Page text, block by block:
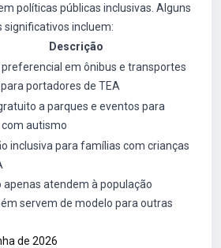
políticas públicas inclusivas. Alguns
significativos incluem:
Descrição
em ônibus e transportes
portadores de TEA
a parques e eventos para
autismo
inclusiva para famílias com crianças
apenas atendem à população
servem de modelo para outras
de 2026